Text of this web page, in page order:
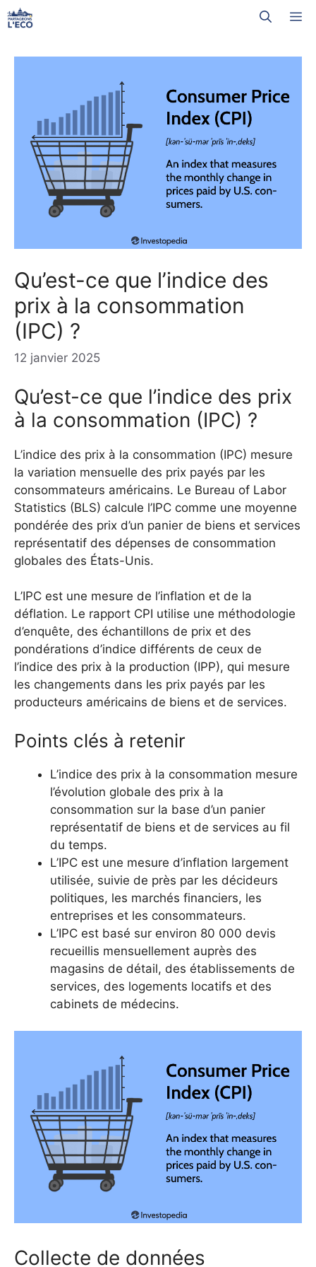
Aller
au
Qu’est-ce que l’indice des
prix à la consommation
(IPC) ?
12 janvier 2025
Qu’est-ce que l’indice des prix
à la consommation (IPC) ?
L’indice des prix à la consommation (IPC) mesure
la variation mensuelle des prix payés par les
consommateurs américains. Le Bureau of Labor
Statistics (BLS) calcule l’IPC comme une moyenne
pondérée des prix d’un panier de biens et services
représentatif des dépenses de consommation
globales des États-Unis.
L’IPC est une mesure de l’inflation et de la
déflation. Le rapport CPI utilise une méthodologie
d’enquête, des échantillons de prix et des
pondérations d’indice différents de ceux de
l’indice des prix à la production (IPP), qui mesure
les changements dans les prix payés par les
producteurs américains de biens et de services.
Points clés à retenir
L’indice des prix à la consommation mesure
l’évolution globale des prix à la
consommation sur la base d’un panier
représentatif de biens et de services au fil
du temps.
L’IPC est une mesure d’inflation largement
utilisée, suivie de près par les décideurs
politiques, les marchés financiers, les
entreprises et les consommateurs.
L’IPC est basé sur environ 80 000 devis
recueillis mensuellement auprès des
magasins de détail, des établissements de
services, des logements locatifs et des
cabinets de médecins.
Collecte de données